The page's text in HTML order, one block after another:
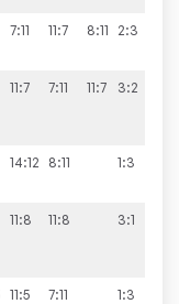
7:11 11:7 8:11 2:3
11:7 7:11 11:7 3:2
14:12 8:11 1:3
11:8 11:8 3:1
11:5 7:11 1:3